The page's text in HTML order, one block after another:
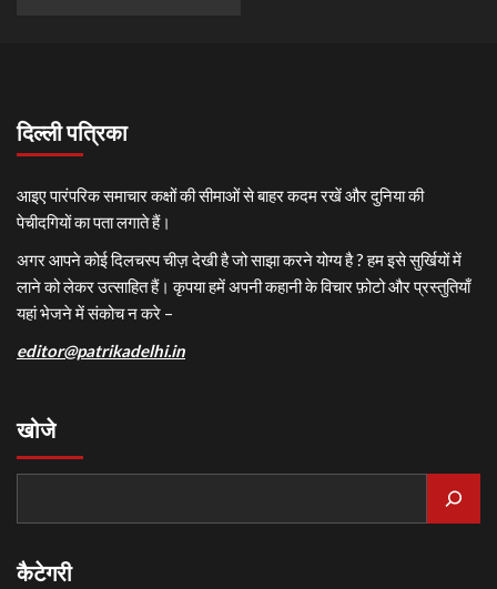
दिल्ली पत्रिका
आइए पारंपरिक समाचार कक्षों की सीमाओं से बाहर कदम रखें और दुनिया की
पेचीदगियों का पता लगाते हैं।
अगर आपने कोई दिलचस्प चीज़ देखी है जो साझा करने योग्य है ? हम इसे सुर्खियों में
लाने को लेकर उत्साहित हैं। कृपया हमें अपनी कहानी के विचार फ़ोटो और प्रस्तुतियाँ
यहां भेजने में संकोच न करे –
editor@patrikadelhi.in
खोजे
कैटेगरी